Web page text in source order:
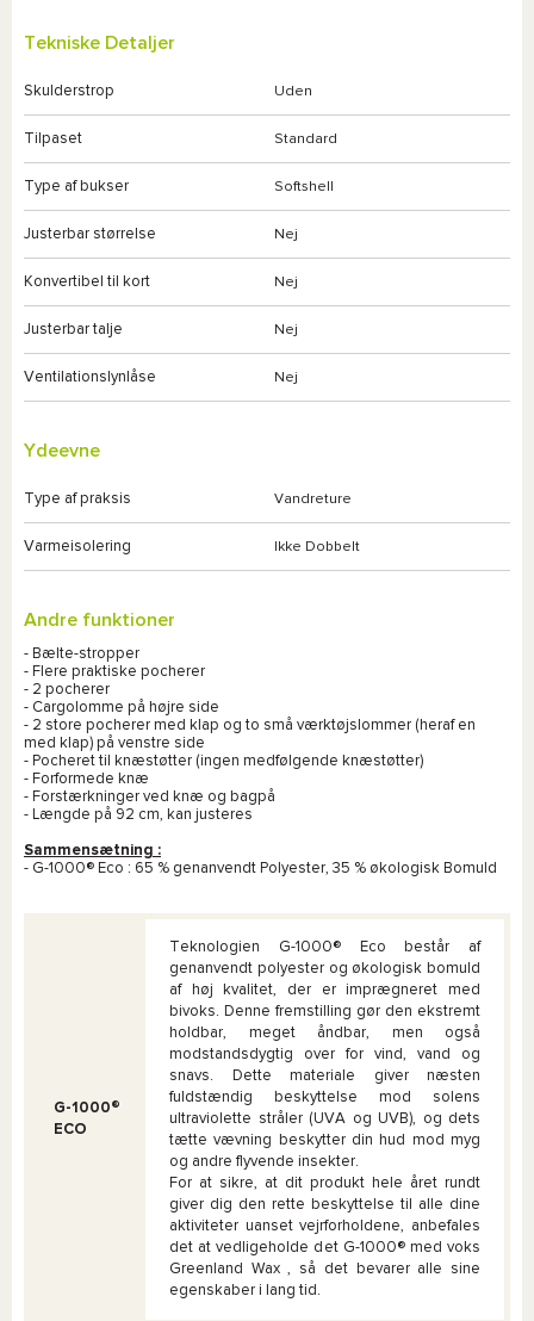
Tekniske Detaljer
Skulderstrop Uden
Tilpaset Standard
Type af bukser Softshell
Justerbar størrelse Nej
Konvertibel til kort Nej
Justerbar talje Nej
Ventilationslynlåse Nej
Ydeevne
Type af praksis Vandreture
Varmeisolering Ikke Dobbelt
Andre funktioner
- Bælte-stropper
- Flere praktiske pocherer
- 2 pocherer
- Cargolomme på højre side
- 2 store pocherer med klap og to små værktøjslommer (heraf en
med klap) på venstre side
- Pocheret til knæstøtter (ingen medfølgende knæstøtter)
- Forformede knæ
- Forstærkninger ved knæ og bagpå
- Længde på 92 cm, kan justeres
Sammensætning :
- G-1000® Eco : 65 % genanvendt Polyester, 35 % økologisk Bomuld
G-1000®
ECO
Teknologien G-1000® Eco består af
genanvendt polyester og økologisk bomuld
af høj kvalitet, der er imprægneret med
bivoks. Denne fremstilling gør den ekstremt
holdbar, meget åndbar, men også
modstandsdygtig over for vind, vand og
snavs. Dette materiale giver næsten
fuldstændig beskyttelse mod solens
ultraviolette stråler (UVA og UVB), og dets
tætte vævning beskytter din hud mod myg
og andre flyvende insekter.
For at sikre, at dit produkt hele året rundt
giver dig den rette beskyttelse til alle dine
aktiviteter uanset vejrforholdene, anbefales
det at vedligeholde det G-1000® med voks
Greenland Wax , så det bevarer alle sine
egenskaber i lang tid.